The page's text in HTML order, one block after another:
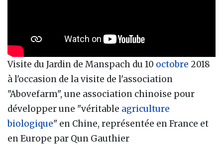
Visite du Jardin de Manspach du 10 octobre 2018
à l'occasion de la visite de l'association
"Abovefarm", une association chinoise pour
développer une "véritable agriculture
biologique" en Chine, représentée en France et
en Europe par Qun Gauthier